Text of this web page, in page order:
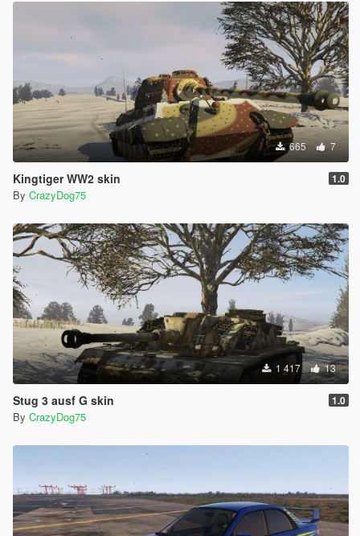
665 7
Kingtiger WW2 skin 1.0
By CrazyDog75
1 417 13
Stug 3 ausf G skin 1.0
By CrazyDog75